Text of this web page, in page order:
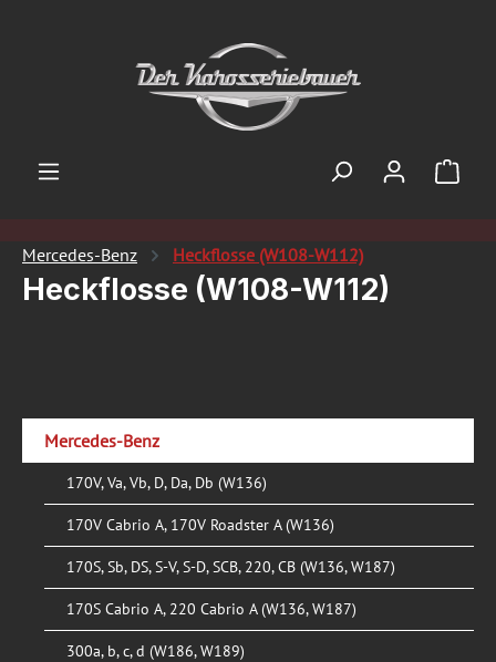
Mercedes-Benz Heckflosse (W108-W112)
Heckflosse (W108-W112)
Mercedes-Benz
170V, Va, Vb, D, Da, Db (W136)
170V Cabrio A, 170V Roadster A (W136)
170S, Sb, DS, S-V, S-D, SCB, 220, CB (W136, W187)
170S Cabrio A, 220 Cabrio A (W136, W187)
300a, b, c, d (W186, W189)